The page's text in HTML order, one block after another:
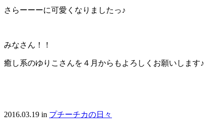
さらーーーに可愛くなりましたっ♪
みなさん！！
癒し系のゆりこさんを４月からもよろしくお願いします♪
2016.03.19 in プチーチカの日々